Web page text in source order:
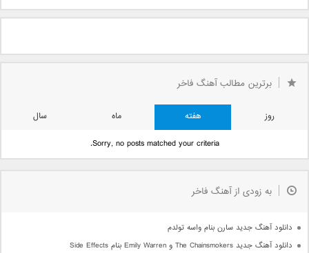
برترین مطالب آهنگ فاخر
روز هفته ماه
سال
Sorry, no posts matched your criteria.
به زودی از آهنگ فاخر
دانلود آهنگ جدید سارن بنام واسه تولدم
دانلود آهنگ جدید The Chainsmokers و Emily Warren بنام Side Effects